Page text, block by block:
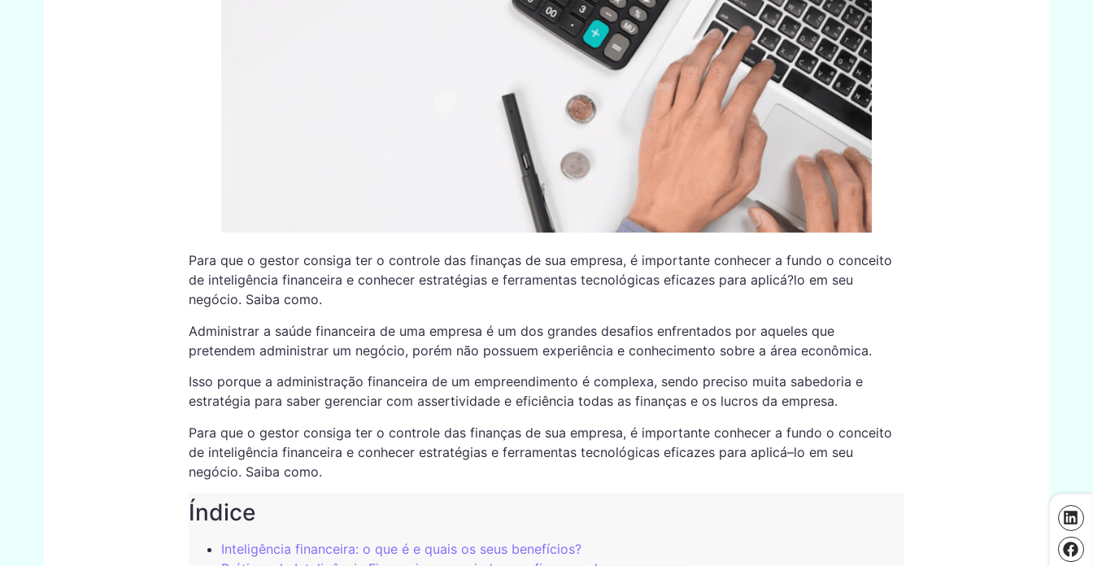
Para que o gestor consiga ter o controle das finanças de sua empresa, é importante conhecer a fundo o conceito
de inteligência financeira e conhecer estratégias e ferramentas tecnológicas eficazes para aplicá?lo em seu
negócio. Saiba como.
Administrar a saúde financeira de uma empresa é um dos grandes desafios enfrentados por aqueles que
pretendem administrar um negócio, porém não possuem experiência e conhecimento sobre a área econômica.
Isso porque a administração financeira de um empreendimento é complexa, sendo preciso muita sabedoria e
estratégia para saber gerenciar com assertividade e eficiência todas as finanças e os lucros da empresa.
Para que o gestor consiga ter o controle das finanças de sua empresa, é importante conhecer a fundo o conceito
de inteligência financeira e conhecer estratégias e ferramentas tecnológicas eficazes para aplicá–lo em seu
negócio. Saiba como.
Índice
Inteligência financeira: o que é e quais os seus benefícios?